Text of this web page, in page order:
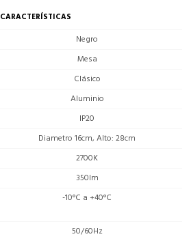
CARACTERÍSTICAS
Negro
Mesa
Clásico
Aluminio
IP20
Diametro 16cm, Alto: 28cm
2700K
350lm
-10°C a +40°C
50/60Hz